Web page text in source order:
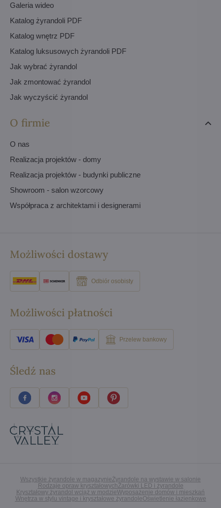
Galeria wideo
Katalog żyrandoli PDF
Katalog wnętrz PDF
Katalog luksusowych żyrandoli PDF
Jak wybrać żyrandol
Jak zmontować żyrandol
Jak wyczyścić żyrandol
O firmie
O nas
Realizacja projektów - domy
Realizacja projektów - budynki publiczne
Showroom - salon wzorcowy
Współpraca z architektami i designerami
Możliwości dostawy
Odbiór osobisty
Możliwości płatności
Przelew bankowy
Śledź nas
Wszystkie żyrandole w magazynieŻyrandole na wystawie w salonie
Rodzaje opraw kryształowychŻarówki LED i żyrandole
Kryształowy żyrandol wciąż w modzieWyposażenie domów i mieszkań
Wnętrza w stylu vintage i kryształowe żyrandoleOświetlenie łazienkowe